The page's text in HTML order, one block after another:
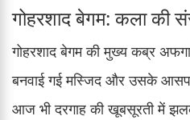
गोहरशाद बेगम: कला की
गोहरशाद बेगम की मुख्य कब्र
बनवाई गई मस्जिद और उसके
आज भी दरगाह की खूबसूरती में